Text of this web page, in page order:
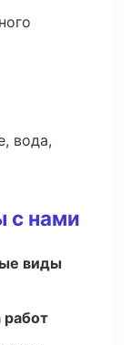
вода,
с нами
виды
работ